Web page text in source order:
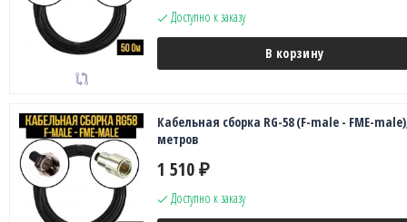
Доступно к заказу
В корзину
Кабельная сборка RG-58 (F-male - FME-
метров
1 510 ₽
Доступно к заказу